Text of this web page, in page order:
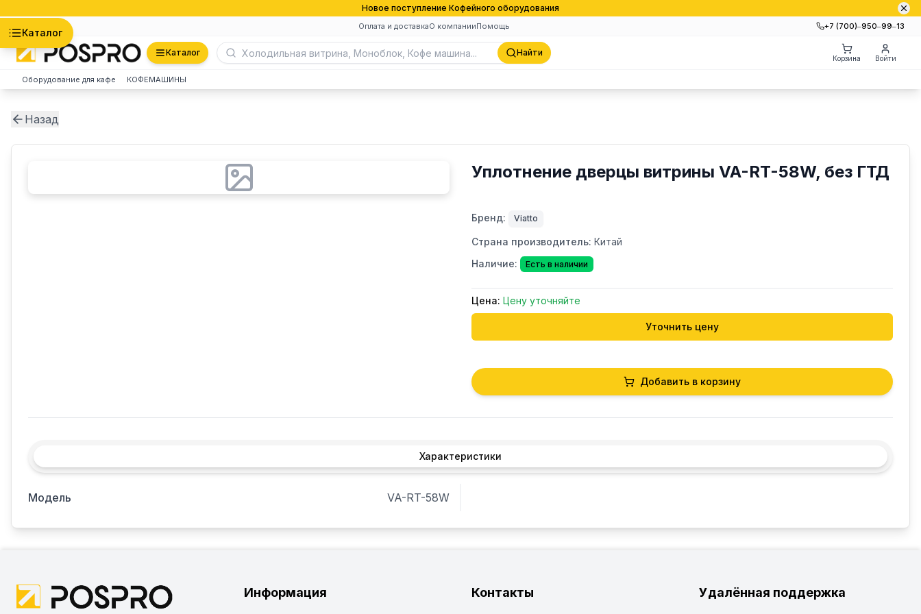
Новое поступление Кофейного оборудования
Оплата и доставкаО компанииПомощь +7 (700)‒950‒99‒13
Каталог
Каталог Найти
Корзина Войти
Оборудование для кафе КОФЕМАШИНЫ
Назад
Уплотнение дверцы витрины VA-RT-58W, без ГТД
Бренд: Viatto
Страна производитель: Китай
Наличие:
Есть в наличии
Цена: Цену уточняйте
Уточнить цену
Добавить в корзину
Характеристики
Модель VA-RT-58W
Информация Контакты Удалённая поддержка